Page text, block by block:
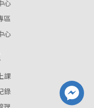
心
區
心
課
錄